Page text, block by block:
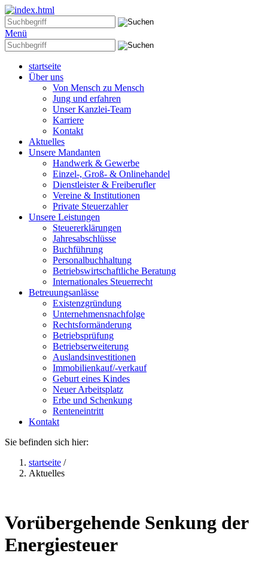
Menü
startseite
Über uns
Von Mensch zu Mensch
Jung und erfahren
Unser Kanzlei-Team
Karriere
Kontakt
Aktuelles
Unsere Mandanten
Handwerk & Gewerbe
Einzel-, Groß- & Onlinehandel
Dienstleister & Freiberufler
Vereine & Institutionen
Private Steuerzahler
Unsere Leistungen
Steuererklärungen
Jahresabschlüsse
Buchführung
Personalbuchhaltung
Betriebswirtschaftliche Beratung
Internationales Steuerrecht
Betreuungsanlässe
Existenzgründung
Unternehmensnachfolge
Rechtsformänderung
Betriebsprüfung
Betriebserweiterung
Auslandsinvestitionen
Immobilienkauf/-verkauf
Geburt eines Kindes
Neuer Arbeitsplatz
Erbe und Schenkung
Renteneintritt
Kontakt
Sie befinden sich hier:
startseite /
Aktuelles
Vorübergehende Senkung der
Energiesteuer